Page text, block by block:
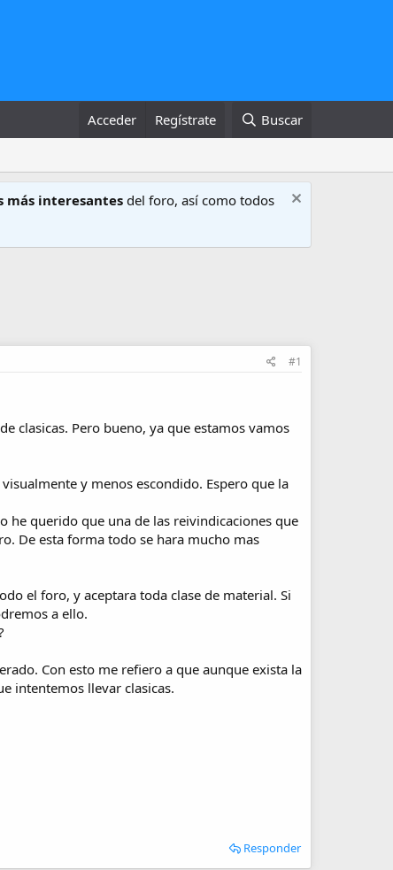
Acceder Regístrate Buscar
más interesantes del foro, así como todos
#1
clasicas. Pero bueno, ya que estamos vamos
y menos escondido. Espero que la
he querido que una de las reivindicaciones que
De esta forma todo se hara mucho mas
el foro, y aceptara toda clase de material. Si
a ello.
Con esto me refiero a que aunque exista la
intentemos llevar clasicas.
Responder